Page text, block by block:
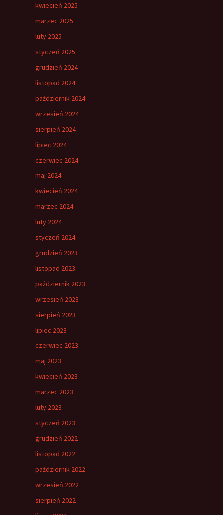
kwiecień 2025
marzec 2025
luty 2025
styczeń 2025
grudzień 2024
listopad 2024
październik 2024
wrzesień 2024
sierpień 2024
lipiec 2024
czerwiec 2024
maj 2024
kwiecień 2024
marzec 2024
luty 2024
styczeń 2024
grudzień 2023
listopad 2023
październik 2023
wrzesień 2023
sierpień 2023
lipiec 2023
czerwiec 2023
maj 2023
kwiecień 2023
marzec 2023
luty 2023
styczeń 2023
grudzień 2022
listopad 2022
październik 2022
wrzesień 2022
sierpień 2022